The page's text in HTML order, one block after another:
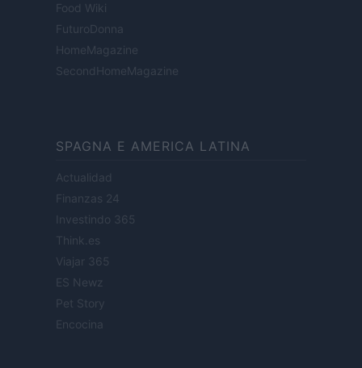
Food Wiki
FuturoDonna
HomeMagazine
SecondHomeMagazine
SPAGNA E AMERICA LATINA
Actualidad
Finanzas 24
Investindo 365
Think.es
Viajar 365
ES Newz
Pet Story
Encocina